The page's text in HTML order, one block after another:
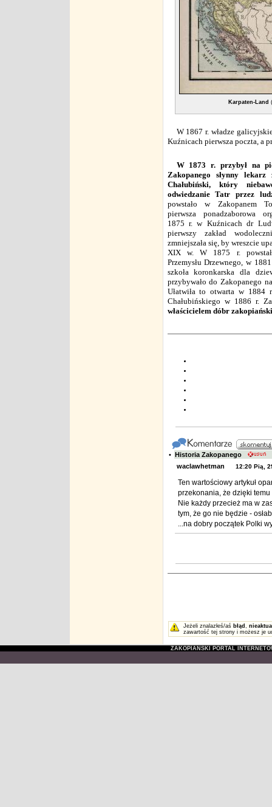
Karpaten-Land
W 1867 r. władze
Kuźnicach pierwsza poczta, a
W 1873 r. przybył na
Zakopanego słynny
Chałubiński, który
odwiedzanie Tatr przez
powstało w Zakopanem
pierwsza ponadzaborowa
1875 r. w Kuźnicach dr
pierwszy zakład
zmniejszała się, by wreszcie
XIX w. W 1875 r.
Przemysłu Drzewnego, w
szkoła koronkarska dla
przybywało do Zakopanego
Ułatwiła to otwarta w
Chałubińskiego w 1886 r.
właścicielem dóbr
• Historia Zakopanego
waclawhetman
12:20 Pią,
Ten wartościowy artykuł
przekonania, że dzięki
Nie każdy przecież ma w
tym, że go nie będzie -
...na dobry początek Polki
Jeżeli znalazłeś/aś błąd ,
zawartość tej strony i możesz je
ZAKOPIAŃSKI PORTAL